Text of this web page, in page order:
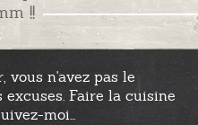
!!
vous n'avez pas le
excuses. Faire la cuisine
moi...